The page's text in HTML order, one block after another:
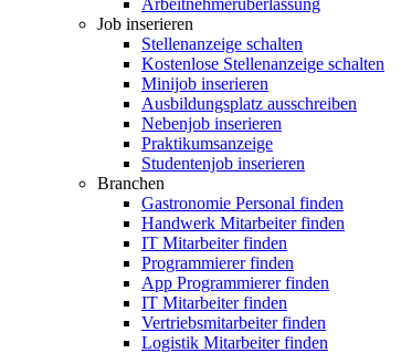
Arbeitnehmerüberlassung
Job inserieren
Stellenanzeige schalten
Kostenlose Stellenanzeige schalten
Minijob inserieren
Ausbildungsplatz ausschreiben
Nebenjob inserieren
Praktikumsanzeige
Studentenjob inserieren
Branchen
Gastronomie Personal finden
Handwerk Mitarbeiter finden
IT Mitarbeiter finden
Programmierer finden
App Programmierer finden
IT Mitarbeiter finden
Vertriebsmitarbeiter finden
Logistik Mitarbeiter finden